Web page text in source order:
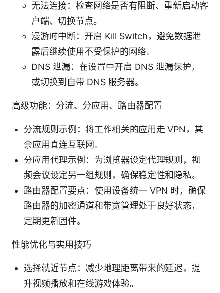
无法连接：检查网络是否有阻断、重新启动客
户端、切换节点。
漫游时中断：开启 Kill Switch，避免数据泄
露后继续使用不受保护的网络。
DNS 泄漏：在设置中开启 DNS 泄漏保护，
或切换到自带 DNS 服务器。
高级功能：分流、分应用、路由器配置
分流规则示例：将工作相关的应用走 VPN，其
余应用直连互联网。
分应用代理示例：为浏览器设定代理规则，视
频会议设定另一组规则，确保稳定性和隐私。
路由器配置要点：使用设备统一 VPN 时，确保
路由器的加密通道和带宽管理处于良好状态，
定期更新固件。
性能优化与实用技巧
选择就近节点：减少地理距离带来的延迟，提
升视频播放和在线游戏体验。